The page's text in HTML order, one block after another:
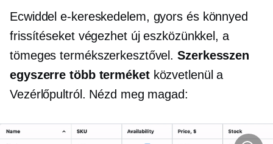
Ecwiddele-kereskedelem, gyors és könnyed
frissítéseket végezhet új eszközünkkel, a
tömeges termékszerkesztővel.Szerkesszen
egyszerre több terméketközvetlenül a
Vezérlőpultról. Nézd meg magad: